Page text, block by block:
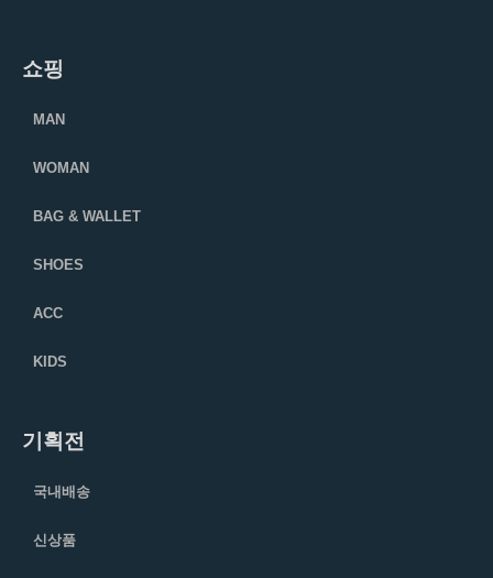
쇼핑
MAN
WOMAN
BAG & WALLET
SHOES
ACC
KIDS
기획전
국내배송
신상품